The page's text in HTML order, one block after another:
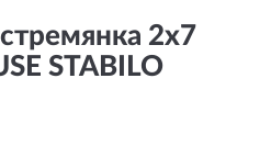
2х7
STABILO